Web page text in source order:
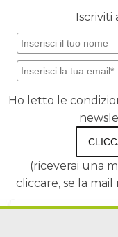
Iscriviti
Ho letto le
(riceverai una
cliccare, se la